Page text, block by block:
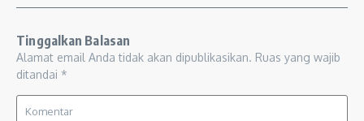
Tinggalkan Balasan
Alamat email Anda tidak akan dipublikasikan. Ruas yang wajib
ditandai *